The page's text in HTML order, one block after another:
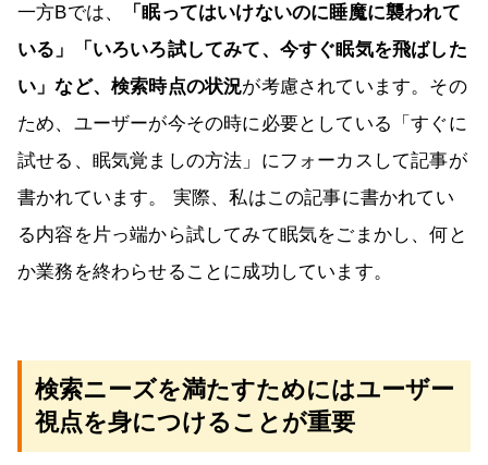
一方Bでは、
「眠ってはいけないのに睡魔に襲われて
いる」「いろいろ試してみて、今すぐ眠気を飛ばした
い」など、検索時点の状況が考慮されています。その
ため、ユーザーが今その時に必要としている「すぐに
試せる、眠気覚ましの方法」にフォーカスして記事が
書かれています。 実際、私はこの記事に書かれてい
る内容を片っ端から試してみて眠気をごまかし、何と
か業務を終わらせることに成功しています。
検索ニーズを満たすためにはユーザー
視点を身につけることが重要